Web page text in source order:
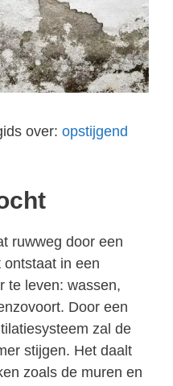
over: opstijgend
ruwweg door een
in een
te leven: wassen,
Door een
zal de
stijgen. Het daalt
zoals de muren en